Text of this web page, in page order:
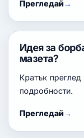
Прегледай
Идея за
мазета?
Кратък
подробности.
Прегледай